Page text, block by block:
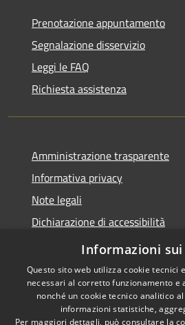
Prenotazione appuntamento
Segnalazione disservizio
Leggi le FAQ
Richiesta assistenza
Amministrazione trasparente
Informativa privacy
Note legali
Dichiarazione di accessibilità
Feedback accessibilità
Informazioni
Questo sito web utilizza cookie tecnici
necessari al corretto funzionamento e
nonché un cookie tecnico analitico
informazioni statistiche,
Per maggiori dettagli, può consultare la